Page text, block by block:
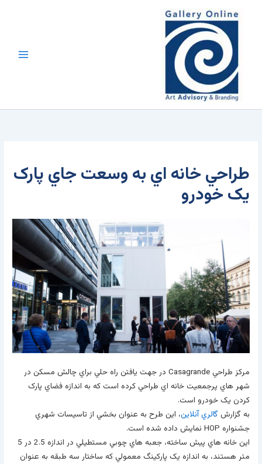
طراحي خانه اي به وسعت جاي پارک
يک خودرو
مرکز طراحي Casagrande در جهت يافتن راه حلي براي چالش مسکن در
شهر هاي پرجمعيت خانه اي طراحي کرده است که به اندازه فضاي پارک
کردن يک خودرو است.
به گزارش گالري آنلاين، اين طرح به عنوان بخشي از تاسيسات شهري
جشنواره HOP نمايش داده شده است.
اين خانه هاي پيش ساخته، جعبه هاي چوبي مستطيلي در اندازه 2.5 در 5
متر هستند، به اندازه يک پارکينگ معمولي که ساختار سه طبقه به عنوان